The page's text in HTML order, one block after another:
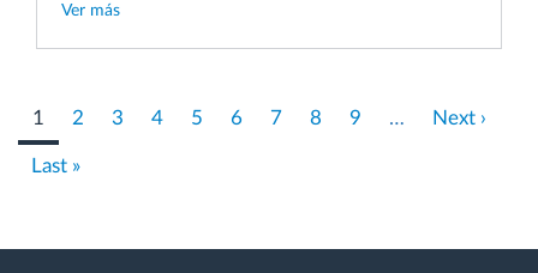
Ver más
Página
actual
1 Página
2 Página
3 Página
4 Página
5 Página
6 Página
7 Página
8 Página
9 …
Página
Next ›
Last
Last »